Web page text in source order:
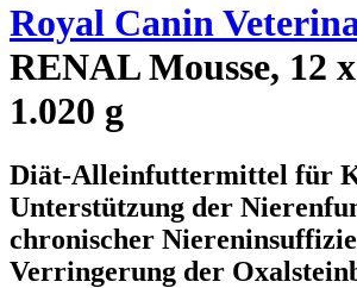
Royal Canin
RENAL Mousse, 12
1.020 g
Diät-Alleinfuttermittel für
Unterstützung der
chronischer
Verringerung der